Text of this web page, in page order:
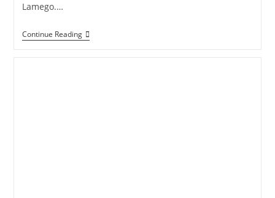
Lamego.…
Continue ReadingLAMEGO
Portugal